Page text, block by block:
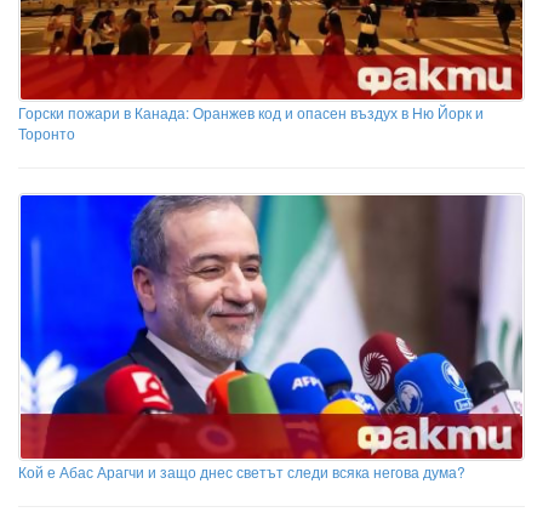
Горски пожари в Канада: Оранжев код и опасен въздух в Ню Йорк и
Торонто
Кой е Абас Арагчи и защо днес светът следи всяка негова дума?